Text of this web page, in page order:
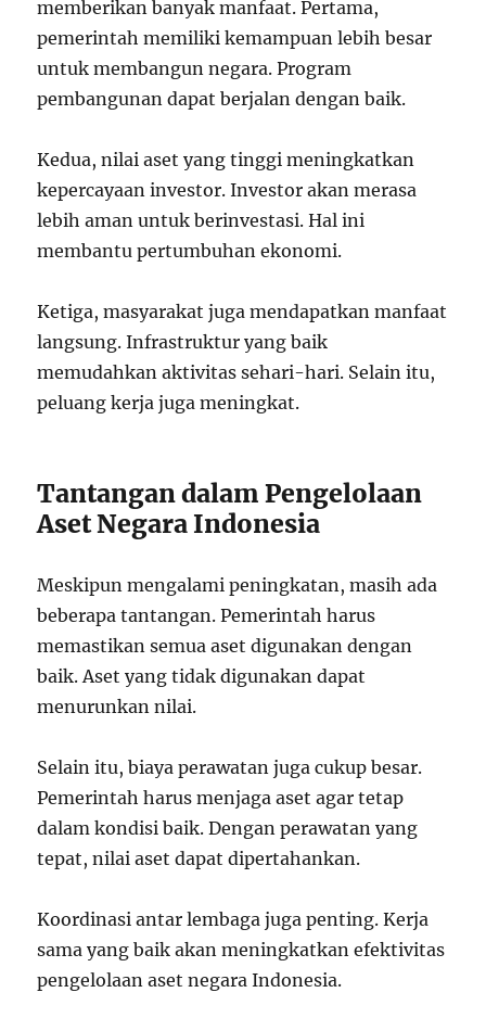
memberikan banyak manfaat. Pertama,
pemerintah memiliki kemampuan lebih besar
untuk membangun negara. Program
pembangunan dapat berjalan dengan baik.
Kedua, nilai aset yang tinggi meningkatkan
kepercayaan investor. Investor akan merasa
lebih aman untuk berinvestasi. Hal ini
membantu pertumbuhan ekonomi.
Ketiga, masyarakat juga mendapatkan manfaat
langsung. Infrastruktur yang baik
memudahkan aktivitas sehari-hari. Selain itu,
peluang kerja juga meningkat.
Tantangan dalam Pengelolaan
Aset Negara Indonesia
Meskipun mengalami peningkatan, masih ada
beberapa tantangan. Pemerintah harus
memastikan semua aset digunakan dengan
baik. Aset yang tidak digunakan dapat
menurunkan nilai.
Selain itu, biaya perawatan juga cukup besar.
Pemerintah harus menjaga aset agar tetap
dalam kondisi baik. Dengan perawatan yang
tepat, nilai aset dapat dipertahankan.
Koordinasi antar lembaga juga penting. Kerja
sama yang baik akan meningkatkan efektivitas
pengelolaan aset negara Indonesia.